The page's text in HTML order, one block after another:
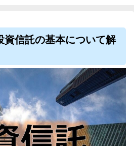
資信託の基本について解